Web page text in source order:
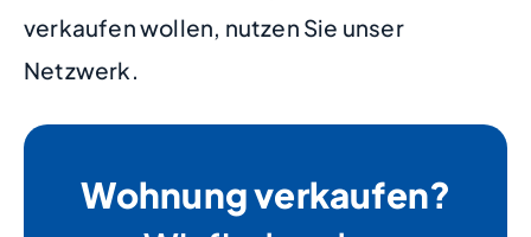
verkaufen wollen, nutzen Sie unser
Netzwerk.
Wohnung verkaufen?